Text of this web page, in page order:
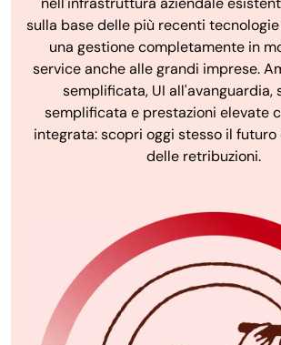
sulla base delle più recenti
una gestione completamente in
service anche alle grandi imprese.
semplificata, UI all'avanguardia,
semplificata e prestazioni elevate
integrata: scopri oggi stesso il
delle retribuzioni.